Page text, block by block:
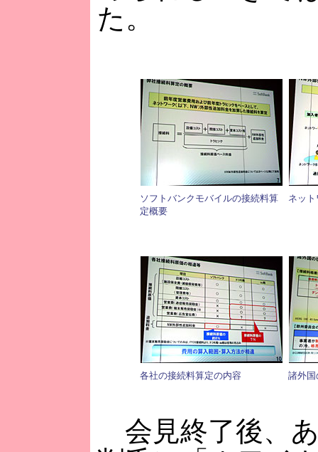
た。
ソフトバンクモバイルの接続料算
定概要
ネッ
各社の接続料算定の内容 諸外
会見終了後、